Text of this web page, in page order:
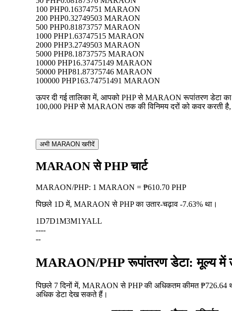
100 PHP0.16374751 MARAON
200 PHP0.32749503 MARAON
500 PHP0.81873757 MARAON
1000 PHP1.63747515 MARAON
2000 PHP3.2749503 MARAON
5000 PHP8.18737575 MARAON
10000 PHP16.37475149 MARAON
50000 PHP81.87375746 MARAON
100000 PHP163.74751491 MARAON
ऊपर दी गई तालिका में, आपको PHP से MARAON रूपांतरण डेटा का
100,000 PHP से MARAON तक की विनिमय दरों को कवर
अभी MARAON खरीदें
MARAON से PHP चार्ट
MARAON/PHP: 1 MARAON = ₱610.70 PHP
पिछले 1D में, MARAON से PHP का उतार-चढ़ाव -7.63% था।
1D7D1M3M1YALL
----
--
MARAON/PHP रूपांतरण डेटा: मूल्य में
पिछले 7 दिनों में, MARAON से PHP की अधिकतम कीमत ₱726.64
अधिक डेटा देख सकते हैं।